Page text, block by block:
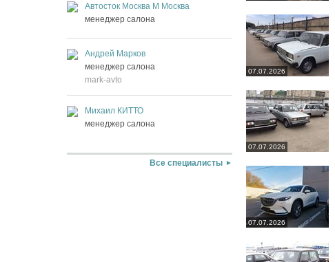
Автосток Москва М Москва
менеджер салона
Андрей Марков
менеджер салона
mark-avto
Михаил КИТТО
менеджер салона
Все специалисты
07.07.2026
07.07.2026
07.07.2026